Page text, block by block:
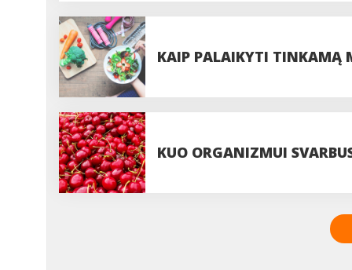
KAIP PALAIKYTI TINKAMĄ
KUO ORGANIZMUI